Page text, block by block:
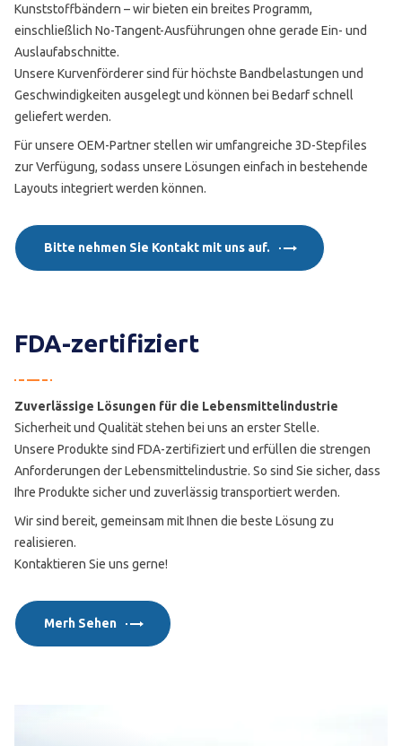
Kunststoffbändern – wir bieten ein breites Programm,
einschließlich No-Tangent-Ausführungen ohne gerade Ein- und
Auslaufabschnitte.
Unsere Kurvenförderer sind für höchste Bandbelastungen und
Geschwindigkeiten ausgelegt und können bei Bedarf schnell
geliefert werden.
Für unsere OEM-Partner stellen wir umfangreiche 3D-Stepfiles
zur Verfügung, sodass unsere Lösungen einfach in bestehende
Layouts integriert werden können.
Bitte nehmen Sie Kontakt mit uns auf.
FDA-zertifiziert
Zuverlässige Lösungen für die Lebensmittelindustrie
Sicherheit und Qualität stehen bei uns an erster Stelle.
Unsere Produkte sind FDA-zertifiziert und erfüllen die strengen
Anforderungen der Lebensmittelindustrie. So sind Sie sicher, dass
Ihre Produkte sicher und zuverlässig transportiert werden.
Wir sind bereit, gemeinsam mit Ihnen die beste Lösung zu
realisieren.
Kontaktieren Sie uns gerne!
Merh Sehen